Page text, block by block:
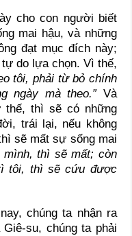
cho con người biết
mai hậu, và những
đạt mục đích này;
do lựa chọn. Vì thế,
tôi, phải từ bỏ chính
ngày mà theo.”Và
thế, thì sẽ có những
trái lại, nếu không
sẽ mất sự sống mai
mình, thì sẽ mất; còn
tôi, thì sẽ cứu được
chúng ta nhận ra
su, chúng ta phải